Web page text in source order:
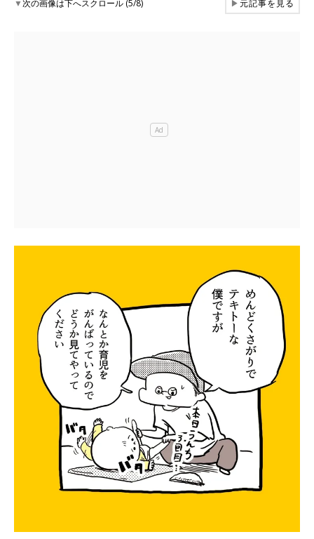
▼次の画像は下へスクロール (5/8) ▶元記事を見る